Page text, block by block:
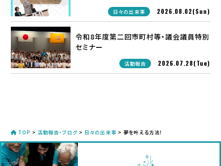
日々の出来事 2026.08.02(Sun)
令和8年度第二回市町村等・議会議員特別
セミナー
活動報告 2026.07.28(Tue)
TOP >活動報告・ブログ > 日々の出来事 > 夢を叶える方法！